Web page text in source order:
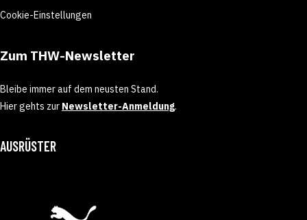
Cookie-Einstellungen
Zum THW-Newsletter
Bleibe immer auf dem neusten Stand.
Hier gehts zur Newsletter-Anmeldung.
AUSRÜSTER